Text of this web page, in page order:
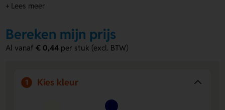
verkrijgbaar in wit en blauw. De opdruk bevindt zich op de
Maak indruk met dezebedrukte pleisters
en stijlvolle geschenk!
+ Lees meer
Bereken mijn prijs
Al vanaf€ 0,44 per stuk (excl. BTW)
1 Kies kleur